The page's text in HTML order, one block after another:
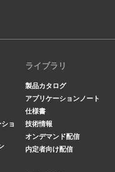
ョ
ライブラリ
製品カタログ
アプリケーションノート
仕様書
技術情報
オンデマンド配信
内定者向け配信